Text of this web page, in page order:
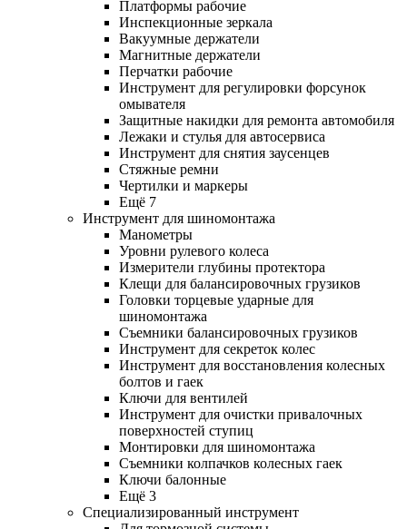
Платформы рабочие
Инспекционные зеркала
Вакуумные держатели
Магнитные держатели
Перчатки рабочие
Инструмент для регулировки форсунок
омывателя
Защитные накидки для ремонта автомобиля
Лежаки и стулья для автосервиса
Инструмент для снятия заусенцев
Стяжные ремни
Чертилки и маркеры
Ещё 7
Инструмент для шиномонтажа
Манометры
Уровни рулевого колеса
Измерители глубины протектора
Клещи для балансировочных грузиков
Головки торцевые ударные для
шиномонтажа
Съемники балансировочных грузиков
Инструмент для секреток колес
Инструмент для восстановления колесных
болтов и гаек
Ключи для вентилей
Инструмент для очистки привалочных
поверхностей ступиц
Монтировки для шиномонтажа
Съемники колпачков колесных гаек
Ключи балонные
Ещё 3
Специализированный инструмент